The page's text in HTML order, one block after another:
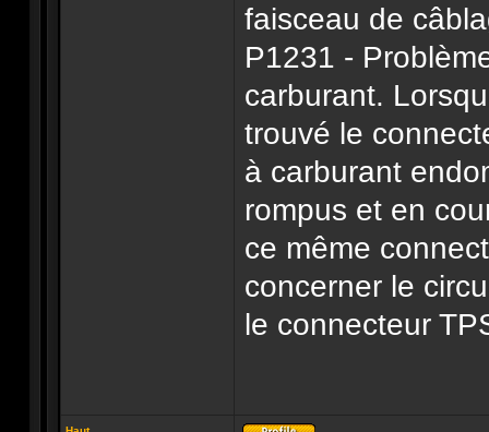
faisceau de
P1231 -
carburant.
trouvé le
à carburant
rompus et en
ce même
concerner le
le connecteur